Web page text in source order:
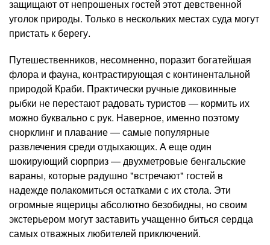
защищают от непрошеных гостей этот девственной
уголок природы. Только в нескольких местах суда могут
пристать к берегу.
Путешественников, несомненно, поразит богатейшая
флора и фауна, контрастирующая с континентальной
природой Краби. Практически ручные диковинные
рыбки не перестают радовать туристов — кормить их
можно буквально с рук. Наверное, именно поэтому
снорклинг и плавание — самые популярные
развлечения среди отдыхающих. А еще один
шокирующий сюрприз — двухметровые бенгальские
вараны, которые радушно "встречают" гостей в
надежде полакомиться остатками с их стола. Эти
огромные ящерицы абсолютно безобидны, но своим
экстерьером могут заставить учащенно биться сердца
самых отважных любителей приключений.